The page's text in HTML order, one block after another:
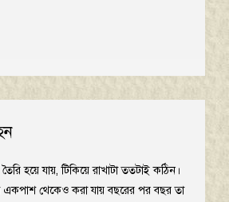
হয়ে যায়, টিকিয়ে রাখাটা ততটাই কঠিন।
একপাশ থেকেও করা যায় বছরের পর বছর তা